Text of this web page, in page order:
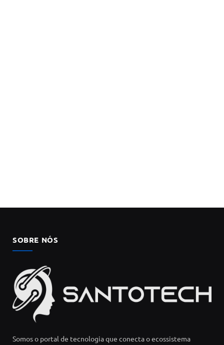
SOBRE NÓS
Somos o portal de tecnologia que conecta o ecossistema